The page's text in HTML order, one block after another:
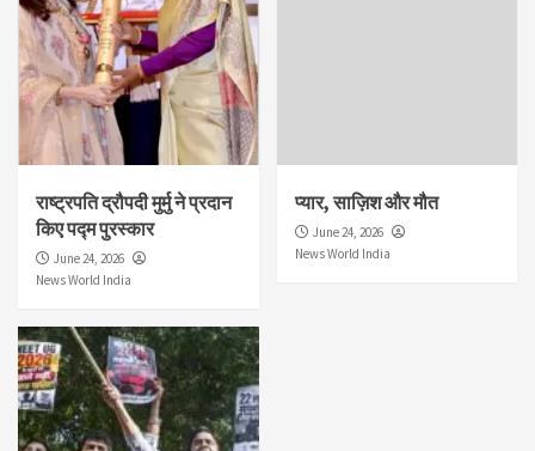
राष्ट्रपति द्रौपदी मुर्मु ने प्रदान
किए पद्म पुरस्कार
June 24, 2026
News World India
प्यार, साज़िश और मौत
June 24, 2026
News World India